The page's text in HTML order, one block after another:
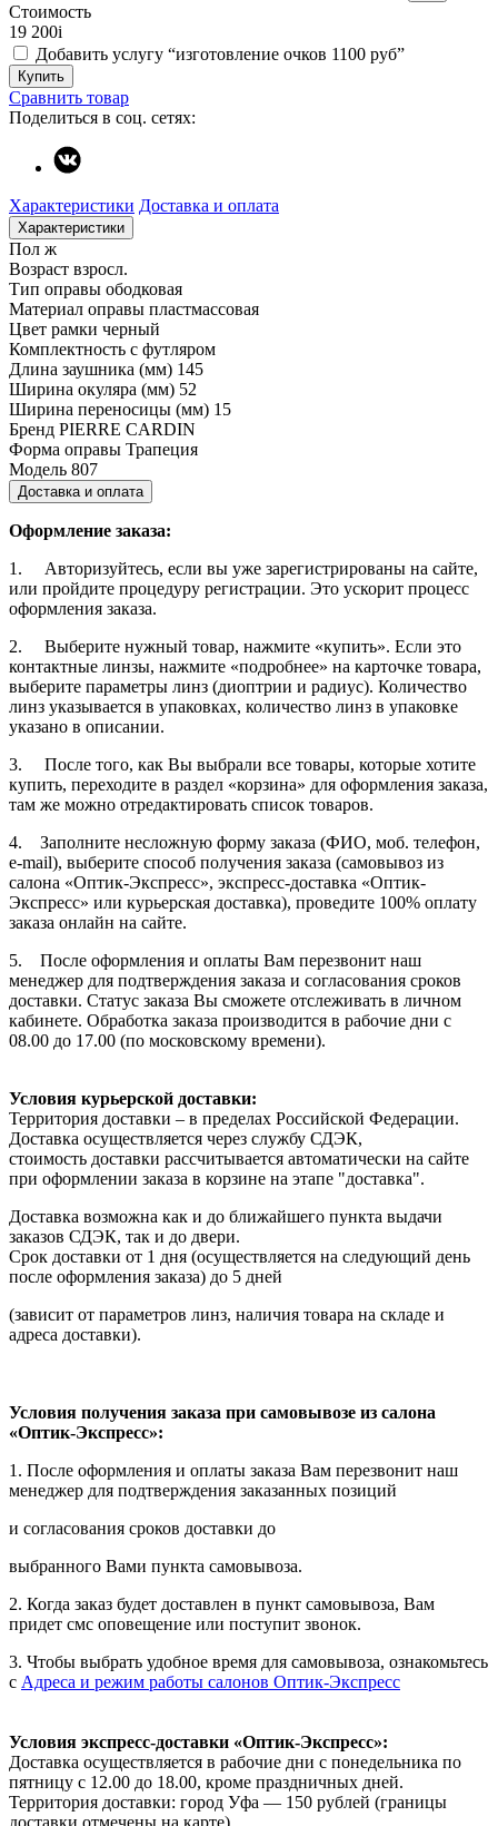
Стоимость
19 200i
Добавить услугу “изготовление очков 1100 руб”
Купить
Сравнить товар
Поделиться в соц. сетях:
Характеристики Доставка и оплата
Характеристики
Пол ж
Возраст взросл.
Тип оправы ободковая
Материал оправы пластмассовая
Цвет рамки черный
Комплектность с футляром
Длина заушника (мм) 145
Ширина окуляра (мм) 52
Ширина переносицы (мм) 15
Бренд PIERRE CARDIN
Форма оправы Трапеция
Модель 807
Доставка и оплата
Оформление заказа:
1. Авторизуйтесь, если вы уже зарегистрированы на сайте,
или пройдите процедуру регистрации. Это ускорит процесс
оформления заказа.
2. Выберите нужный товар, нажмите «купить». Если это
контактные линзы, нажмите «подробнее» на карточке товара,
выберите параметры линз (диоптрии и радиус). Количество
линз указывается в упаковках, количество линз в упаковке
указано в описании.
3. После того, как Вы выбрали все товары, которые хотите
купить, переходите в раздел «корзина» для оформления заказа,
там же можно отредактировать список товаров.
4. Заполните несложную форму заказа (ФИО, моб. телефон,
e-mail), выберите способ получения заказа (самовывоз из
салона «Оптик-Экспресс», экспресс-доставка «Оптик-
Экспресс» или курьерская доставка), проведите 100% оплату
заказа онлайн на сайте.
5. После оформления и оплаты Вам перезвонит наш
менеджер для подтверждения заказа и согласования сроков
доставки. Статус заказа Вы сможете отслеживать в личном
кабинете. Обработка заказа производится в рабочие дни с
08.00 до 17.00 (по московскому времени).
Условия курьерской доставки:
Территория доставки – в пределах Российской Федерации.
Доставка осуществляется через службу СДЭК,
стоимость доставки рассчитывается автоматически на сайте
при оформлении заказа в корзине на этапе "доставка".
Доставка возможна как и до ближайшего пункта выдачи
заказов СДЭК, так и до двери.
Срок доставки от 1 дня (осуществляется на следующий день
после оформления заказа) до 5 дней
(зависит от параметров линз, наличия товара на складе и
адреса доставки).
Условия получения заказа при самовывозе из салона
«Оптик-Экспресс»:
1. После оформления и оплаты заказа Вам перезвонит наш
менеджер для подтверждения заказанных позиций
и согласования сроков доставки до
выбранного Вами пункта самовывоза.
2. Когда заказ будет доставлен в пункт самовывоза, Вам
придет смс оповещение или поступит звонок.
3. Чтобы выбрать удобное время для самовывоза, ознакомьтесь
с Адреса и режим работы салонов Оптик-Экспресс
Условия экспресс-доставки «Оптик-Экспресс»:
Доставка осуществляется в рабочие дни с понедельника по
пятницу с 12.00 до 18.00, кроме праздничных дней.
Территория доставки: город Уфа — 150 рублей (границы
доставки отмечены на карте).